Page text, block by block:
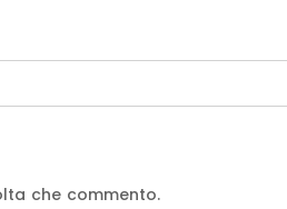
che commento.